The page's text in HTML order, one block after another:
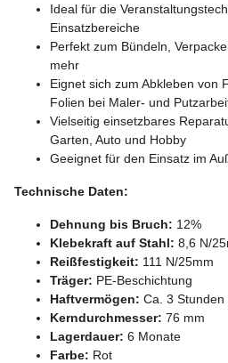
Ideal für die
Einsatzbereiche
Perfekt zum Bündeln,
mehr
Eignet sich zum Abkleben von
Folien bei Maler- und
Vielseitig einsetzbares
Garten, Auto und Hobby
Geeignet für den Einsatz im
Technische Daten:
Dehnung bis Bruch: 12%
Klebekraft auf Stahl: 8,6 N/
Reißfestigkeit: 111 N/25mm
Träger: PE-Beschichtung
Haftvermögen: Ca. 3 Stunden
Kerndurchmesser: 76 mm
Lagerdauer: 6 Monate
Farbe: Rot